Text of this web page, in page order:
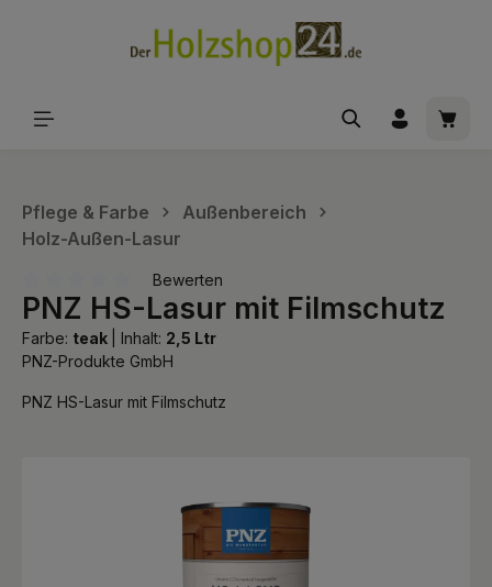
Pflege & Farbe
Außenbereich
Holz-Außen-Lasur
Durchschnittliche Bewertung von 0 von 5 Sternen
Bewerten
PNZ HS-Lasur mit Filmschutz
Farbe: teak Inhalt: 2,5 Ltr
PNZ-Produkte GmbH
PNZ HS-Lasur mit Filmschutz